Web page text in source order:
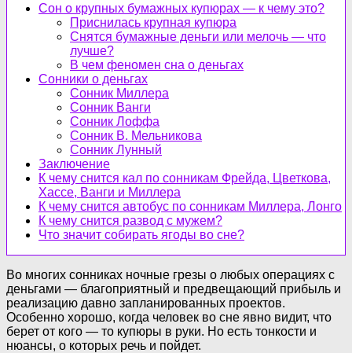
Сон о крупных бумажных купюрах — к чему это?
Приснилась крупная купюра
Снятся бумажные деньги или мелочь — что
лучше?
В чем феномен сна о деньгах
Сонники о деньгах
Сонник Миллера
Сонник Ванги
Сонник Лоффа
Сонник В. Мельникова
Сонник Лунный
Заключение
К чему снится кал по сонникам Фрейда, Цветкова,
Хассе, Ванги и Миллера
К чему снится автобус по сонникам Миллера, Лонго
К чему снится развод с мужем?
Что значит собирать ягоды во сне?
Во многих сонниках ночные грезы о любых операциях с
деньгами — благоприятный и предвещающий прибыль и
реализацию давно запланированных проектов.
Особенно хорошо, когда человек во сне явно видит, что
берет от кого — то купюры в руки. Но есть тонкости и
нюансы, о которых речь и пойдет.